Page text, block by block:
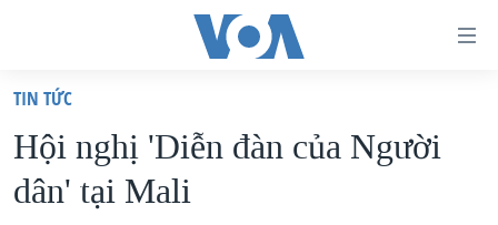
truy
cập
Tới
VIỆT NAM
HOA KỲ
TIN TỨC
Hội nghị 'Diễn đàn của Người
dân' tại Mali